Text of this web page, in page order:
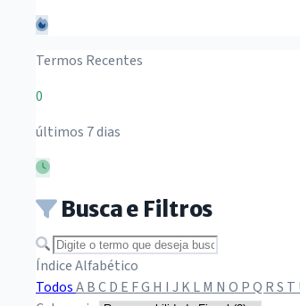
Termos Recentes
0
últimos 7 dias
Busca e Filtros
Buscar termo
Índice Alfabético
TodosABCD E FG H I J KLM N O PQ RS T